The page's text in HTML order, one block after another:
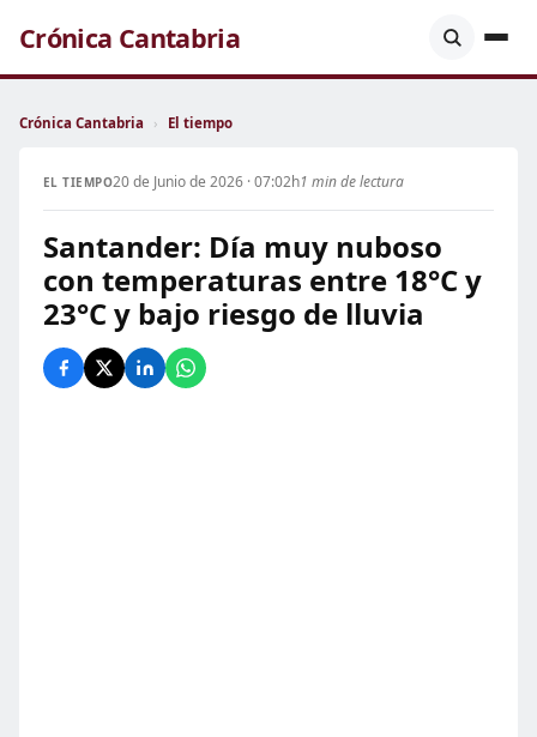
Crónica Cantabria
Crónica Cantabria › El tiempo
EL TIEMPO20 de Junio de 2026 · 07:02h1 min de lectura
Santander: Día muy nuboso
con temperaturas entre 18°C y
23°C y bajo riesgo de lluvia